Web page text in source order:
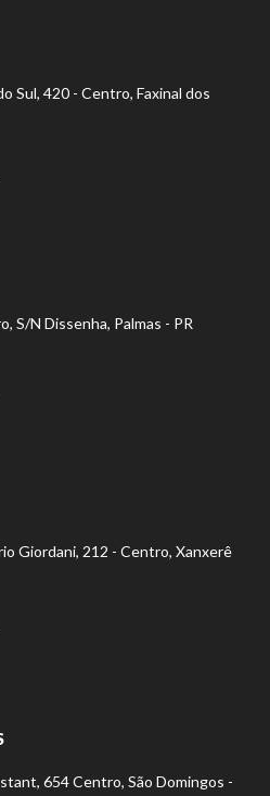
Sul, 420 - Centro, Faxinal dos
S/N Dissenha, Palmas - PR
Giordani, 212 - Centro, Xanxerê
654 Centro, São Domingos -